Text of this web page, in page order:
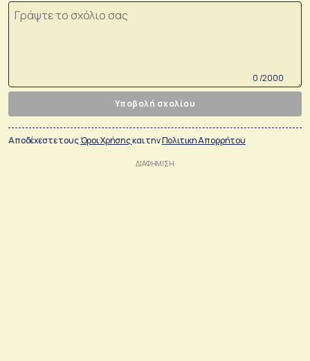
0 /2000
Υποβολή σχολίου
Αποδέχεστε τουςΌροι Χρήσηςκαι τηνΠολιτικη Απορρήτου